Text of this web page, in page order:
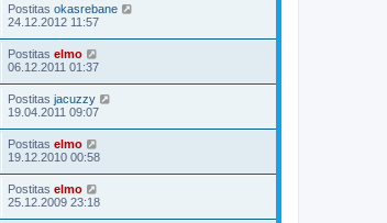
Postitas okasrebane
24.12.2012 11:57
Postitas elmo
06.12.2011 01:37
Postitas jacuzzy
19.04.2011 09:07
Postitas elmo
19.12.2010 00:58
Postitas elmo
25.12.2009 23:18